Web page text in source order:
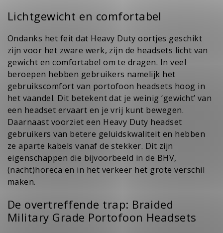
Lichtgewicht en comfortabel
Ondanks het feit dat Heavy Duty oortjes geschikt
zijn voor het zware werk, zijn de headsets licht van
gewicht en comfortabel om te dragen. In veel
beroepen hebben gebruikers namelijk het
gebruikscomfort van portofoon headsets hoog in
het vaandel. Dit betekent dat je weinig ‘gewicht’ van
een headset ervaart en je vrij kunt bewegen.
Daarnaast voorziet een Heavy Duty headset
gebruikers van betere geluidskwaliteit en hebben
ze aparte kabels vanaf de stekker. Dit zijn
eigenschappen die bijvoorbeeld in de BHV,
(nacht)horeca en in het verkeer het grote verschil
maken.
De overtreffende trap: Braided
Military Grade Portofoon Headsets